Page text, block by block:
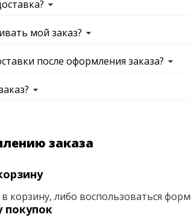
мой заказ?
после оформления заказа?
заказа
либо воспользоваться
покупок